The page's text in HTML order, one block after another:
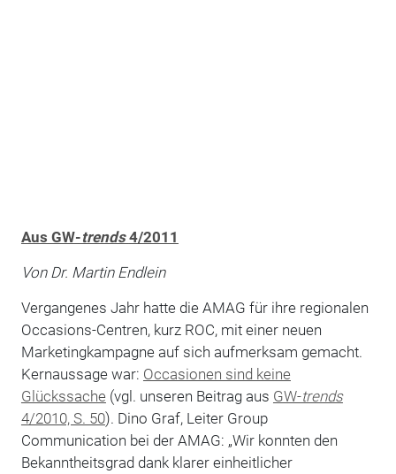
Aus GW-trends4/2011
Von Dr. Martin Endlein
Vergangenes Jahr hatte die AMAG für ihre regionalen
Occasions-Centren, kurz ROC, mit einer neuen
Marketingkampagne auf sich aufmerksam gemacht.
Kernaussage war: Occasionen sind keine
Glückssache (vgl. unseren Beitrag aus GW-trends
4/2010, S. 50). Dino Graf, Leiter Group
Communication bei der AMAG: „Wir konnten den
Bekanntheitsgrad dank klarer einheitlicher